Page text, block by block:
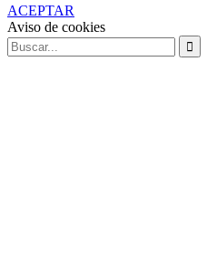
ACEPTAR
Aviso de cookies